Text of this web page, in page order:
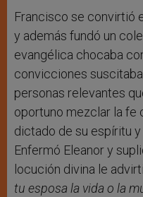
Francisco se convirtió
y además fundó un
evangélica chocaba
convicciones
personas relevantes
oportuno mezclar la fe
dictado de su espíritu
Enfermó Eleanor y
locución divina le
tu esposa la vida o la